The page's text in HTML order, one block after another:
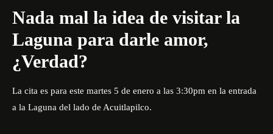
Nada mal la idea de visitar la
Laguna para darle amor,
¿Verdad?
La cita es para este martes 5 de enero a las 3:30pm en la entrada
a la Laguna del lado de Acuitlapilco.